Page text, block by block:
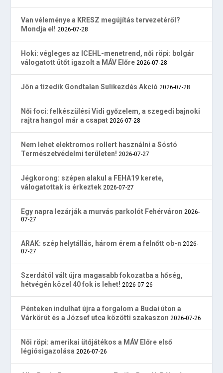
Van véleménye a KRESZ megújítás tervezetéről?
Mondja el! 2026-07-28
Hoki: végleges az ICEHL-menetrend, női röpi: bolgár
válogatott ütőt igazolt a MÁV Előre 2026-07-28
Jön a tizedik Gondtalan Sulikezdés Akció 2026-07-28
Női foci: felkészülési Vidi győzelem, a szegedi bajnoki
rajtra hangol már a csapat 2026-07-28
Nem lehet elektromos rollert használni a Sóstó
Természetvédelmi területen! 2026-07-27
Jégkorong: szépen alakul a FEHA19 kerete,
válogatottak is érkeztek 2026-07-27
Egy napra lezárják a murvás parkolót Fehérváron 2026-
07-27
ARAK: szép helytállás, három érem a felnőtt ob-n 2026-
07-27
Szerdától vált újra magasabb fokozatba a hőség,
hétvégén közel 40 fok is lehet! 2026-07-26
Pénteken indulhat újra a forgalom a Budai úton a
Várkörút és a József utca közötti szakaszon 2026-07-26
Női röpi: amerikai ütőjátékos a MÁV Előre első
légiósigazolása 2026-07-26